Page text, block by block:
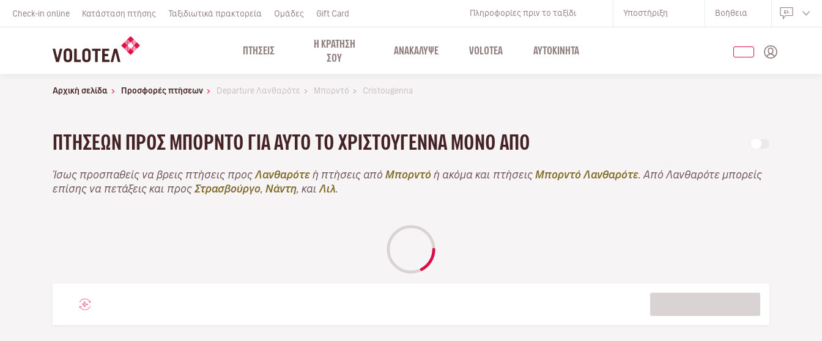
Check-in online Κατάσταση πτήσης Ταξιδιωτικά πρακτορεία Ομάδες Gift Card Πληροφορίες πριν το ταξίδι Υποστήριξη Βοήθεια
ΠΤΉΣΕΙΣ
Η ΚΡΑΤΗΣΗ
ΣΟΥ
ΑΝΑΚΑΛΥΨΕ VOLOTEA ΑΥΤΟΚΊΝΗΤΑ
Αρχική σελίδα Προσφορές πτήσεων Departure Λανθαρότε Μπορντό Cristougenna
ΠΤΉΣΕΩΝ ΠΡΟΣ ΜΠΟΡΝΤΌ ΓΙΑ ΑΥΤΌ ΤΟ ΧΡΙΣΤΟΎΓΕΝΝΑ ΜΌΝΟ ΑΠΌ
Ίσως προσπαθείς να βρεις πτήσεις προς Λανθαρότε ή πτήσεις από Μπορντό ή ακόμα και πτήσεις Μπορντό Λανθαρότε . Από Λανθαρότε μπορείς
επίσης να πετάξεις και προς Στρασβούργο Νάντη , και Λιλ